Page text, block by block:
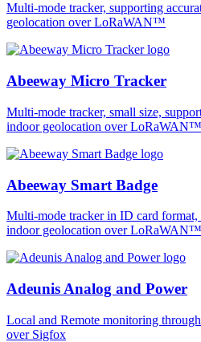
Multi-mode tracker, supporting
geolocation over LoRaWAN™
Abeeway Micro Tracker
Multi-mode tracker, small size,
indoor geolocation over LoRaWAN™
Abeeway Smart Badge
Multi-mode tracker in ID card format,
indoor geolocation over LoRaWAN™
Adeunis Analog and Power
Local and Remote monitoring
over Sigfox